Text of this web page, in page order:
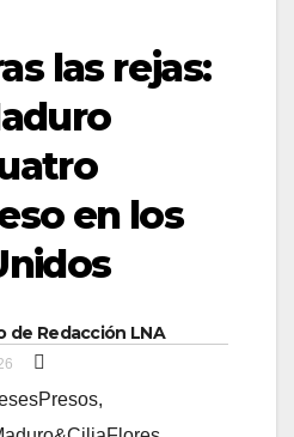
las rejas:
en los
de Redacción LNA
,